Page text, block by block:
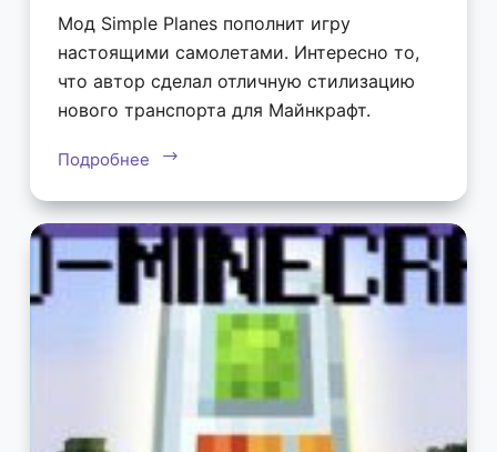
Мод Simple Planes пополнит игру
настоящими самолетами. Интересно то,
что автор сделал отличную стилизацию
нового транспорта для Майнкрафт.
Подробнее